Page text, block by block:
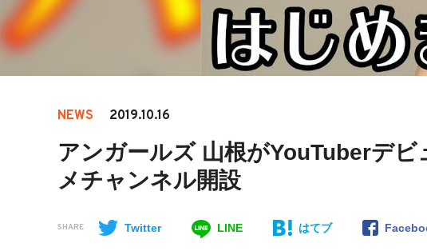
NEWS 2019.10.16
アンガールズ 山根がYouTuberデビ
メチャンネル開設
SHARE Twitter LINE はてブ